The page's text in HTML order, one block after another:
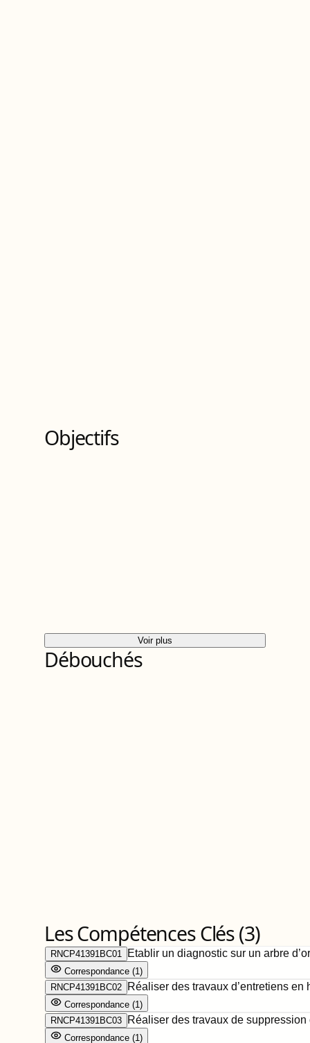
Objectifs
Voir plus
Débouchés
Les Compétences Clés (3)
RNCP41391BC01 Etablir un diagnostic sur un arbre
Correspondance (1)
RNCP41391BC02
Réaliser des travaux d’entretiens
Correspondance (1)
RNCP41391BC03
Réaliser des travaux de suppression
Correspondance (1)